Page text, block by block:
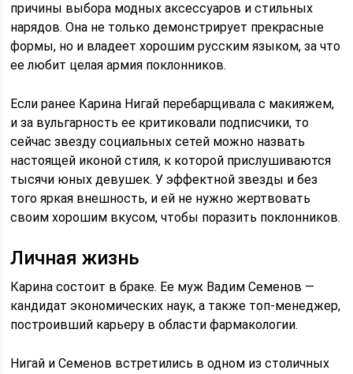
причины выбора модных аксессуаров и стильных
нарядов. Она не только демонстрирует прекрасные
формы, но и владеет хорошим русским языком, за что
ее любит целая армия поклонников.
Если ранее Карина Нигай перебарщивала с макияжем,
и за вульгарность ее критиковали подписчики, то
сейчас звезду социальных сетей можно назвать
настоящей иконой стиля, к которой прислушиваются
тысячи юных девушек. У эффектной звезды и без
того яркая внешность, и ей не нужно жертвовать
своим хорошим вкусом, чтобы поразить поклонников.
Личная жизнь
Карина состоит в браке. Ее муж Вадим Семенов —
кандидат экономических наук, а также топ-менеджер,
построивший карьеру в области фармакологии.
Нигай и Семенов встретились в одном из столичных